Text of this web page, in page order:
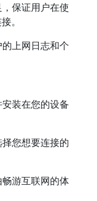
保证用户在使
。
上网日志和个
装在您的设备
您想要连接的
游互联网的体